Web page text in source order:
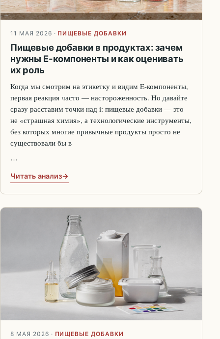
11 МАЯ 2026 · ПИЩЕВЫЕ ДОБАВКИ
Пищевые добавки в продуктах: зачем
нужны E-компоненты и как оценивать
их роль
Когда мы смотрим на этикетку и видим E-компоненты,
первая реакция часто — настороженность. Но давайте
сразу расставим точки над i: пищевые добавки — это
не «страшная химия», а технологические инструменты,
без которых многие привычные продукты просто не
существовали бы в
…
Читать анализ
8 МАЯ 2026 · ПИЩЕВЫЕ ДОБАВКИ